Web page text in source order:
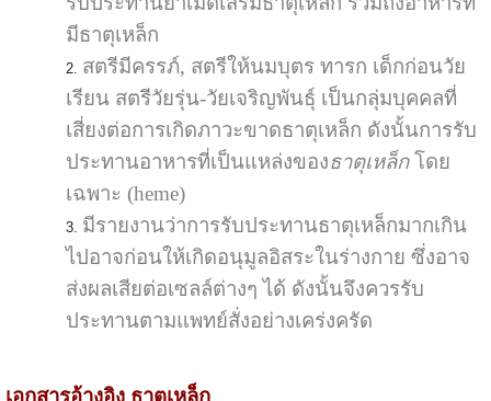
มีธาตุเหล็ก
สตรีมีครรภ์, สตรีให้นมบุตร ทารก เด็กก่อนวัย
เรียน สตรีวัยรุ่น-วัยเจริญพันธุ์ เป็นกลุ่มบุคคลที่
เสี่ยงต่อการเกิดภาวะขาดธาตุเหล็ก ดังนั้นการรับ
ประทานอาหารที่เป็นแหล่งของธาตุเหล็กโดย
เฉพาะ (heme)
มีรายงานว่าการรับประทานธาตุเหล็กมากเกิน
ไปอาจก่อนให้เกิดอนุมูลอิสระในร่างกาย ซึ่งอาจ
ส่งผลเสียต่อเซลล์ต่างๆ ได้ ดังนั้นจึงควรรับ
ประทานตามแพทย์สั่งอย่างเคร่งครัด
เอกสารอ้างอิง ธาตุเหล็ก